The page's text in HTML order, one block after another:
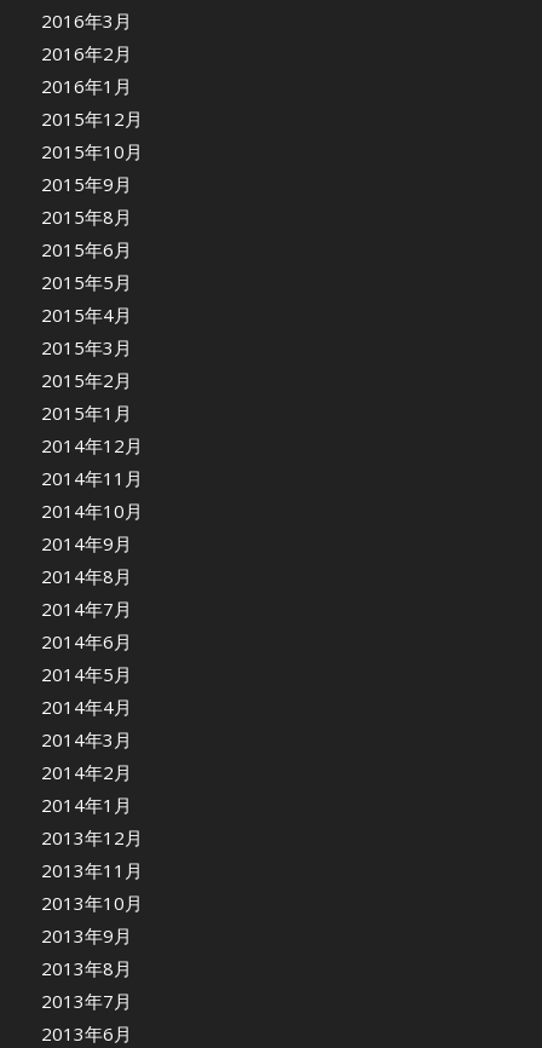
2016年3月
2016年2月
2016年1月
2015年12月
2015年10月
2015年9月
2015年8月
2015年6月
2015年5月
2015年4月
2015年3月
2015年2月
2015年1月
2014年12月
2014年11月
2014年10月
2014年9月
2014年8月
2014年7月
2014年6月
2014年5月
2014年4月
2014年3月
2014年2月
2014年1月
2013年12月
2013年11月
2013年10月
2013年9月
2013年8月
2013年7月
2013年6月